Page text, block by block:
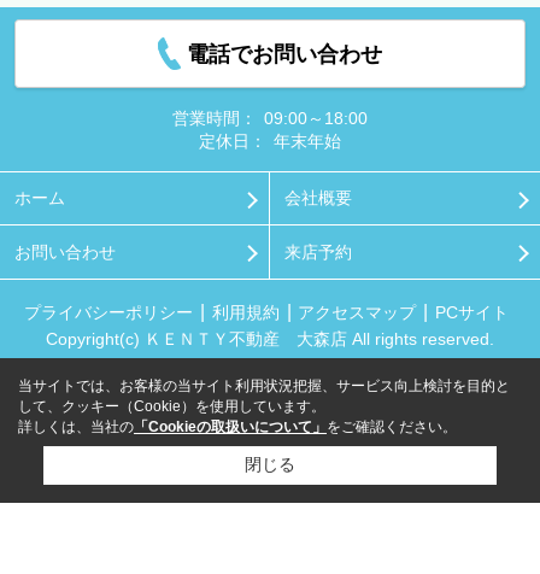
電話でお問い合わせ
営業時間：
09:00～18:00
定休日：
年末年始
ホーム 会社概要
お問い合わせ 来店予約
プライバシーポリシー 利用規約 アクセスマップ
PCサイト
Copyright(c) ＫＥＮＴＹ不動産 大森店 All rights reserved.
当サイトでは、お客様の当サイト利用状況把握、サービス向上検討を目的と
して、クッキー（Cookie）を使用しています。
詳しくは、当社の 「Cookieの取扱いについて」 をご確認ください。
閉じる